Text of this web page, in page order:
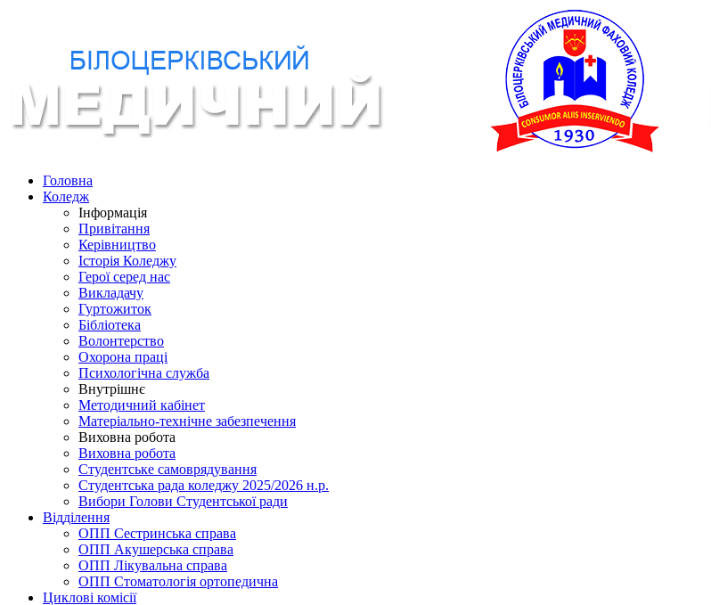
Головна
Коледж
Інформація
Привітання
Керівництво
Історія Коледжу
Герої серед нас
Викладачу
Гуртожиток
Бібліотека
Волонтерство
Охорона праці
Психологічна служба
Внутрішнє
Методичний кабінет
Матеріально-технічне забезпечення
Виховна робота
Виховна робота
Студентське самоврядування
Студентська рада коледжу 2025/2026 н.р.
Вибори Голови Студентської ради
Відділення
ОПП Сестринська справа
ОПП Акушерська справа
ОПП Лікувальна справа
ОПП Стоматологія ортопедична
Циклові комісії